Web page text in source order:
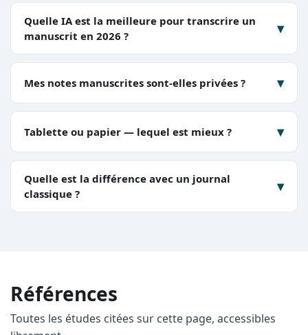
Quelle IA est la meilleure pour transcrire un
manuscrit en 2026 ?
▾
Mes notes manuscrites sont-elles privées ? ▾
Tablette ou papier — lequel est mieux ? ▾
Quelle est la différence avec un journal
classique ?
▾
Références
Toutes les études citées sur cette page, accessibles